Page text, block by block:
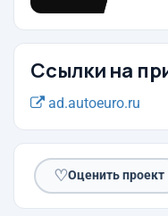
Ссылки на
ad.autoeuro.ru
♡Оценить проект